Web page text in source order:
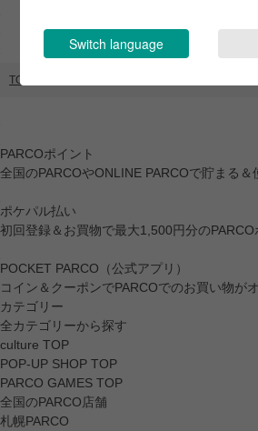
TOP
PARCOポイント
全国のPARCOやONLINE PARCOで貯まる＆
ポケパル払い
初回登録＆お買物で最大1,500円分のPARCO
POCKET PARCO（公式アプリ）
コイン＆クーポンでPARCOでのお買い物が
カテゴリー
全カテゴリーから探す
culture TOP
POP-UP SHOP TOP
PARCO GAMES TOP
全国のPARCO店舗
札幌PARCO
Switch language